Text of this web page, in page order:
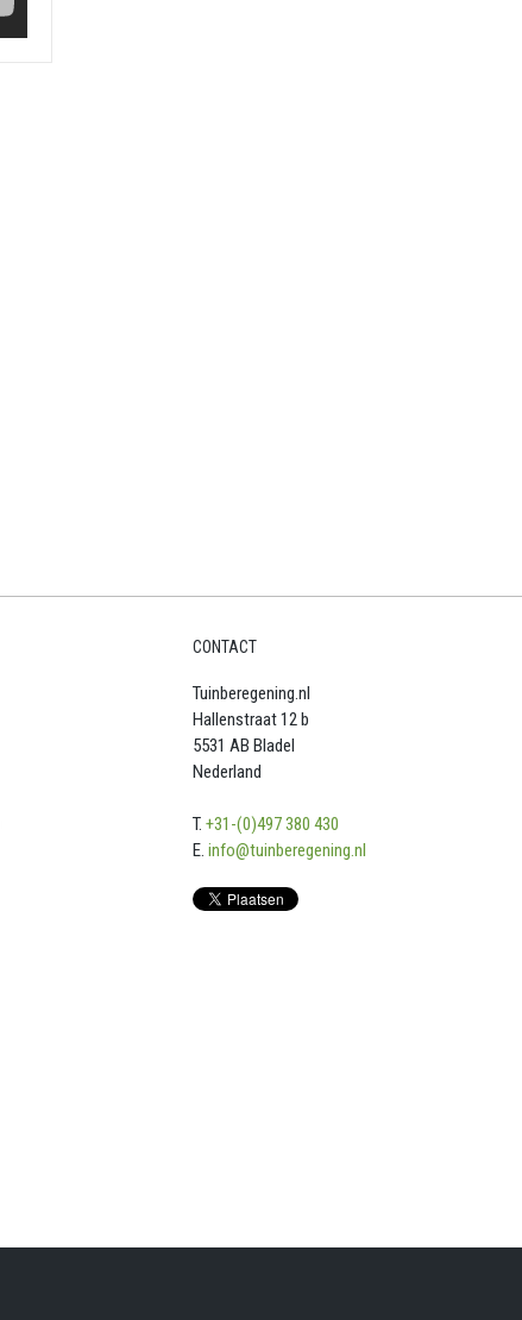
CONTACT
Tuinberegening.nl
Hallenstraat 12 b
5531 AB Bladel
Nederland
T. +31-(0)497 380 430
E. info@tuinberegening.nl